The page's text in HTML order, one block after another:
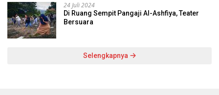
24 Juli 2024
Di Ruang Sempit Pangaji Al-Ashfiya, Teater
Bersuara
Selengkapnya